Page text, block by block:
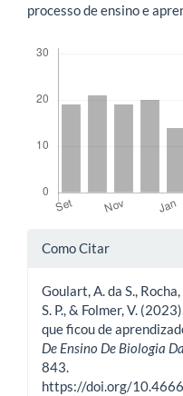
processo de ensino e
Detalhes
artigo
Como Citar
Goulart, A. da S.,
S. P., & Folmer, V.
que ficou de
De Ensino De Biologia
843.
https://doi.org/